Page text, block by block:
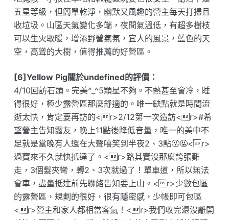
五星等級，但簡單乾淨，幽默又風趣的營主每天打掃且
收垃圾。山區天氣變化多端，夜間氣溫低，有超多樹枝
可以生火取暖，增添野營氣氛，宜人的風景，藍色的天
空，高聳的大樹，值得推薦的好營區。
[6]Yellow Pig關於undefined的評價：
4/10回訪石頭。完美^_^5顆星不夠。不熱甚至會冷，睡
得很好，極少露營區那麼舒適的。唯一缺點就是時間流
逝太快，肯定要再訪的<r>2/12第一次造訪<r>#希
望營主告知露友，晚上11點後降低音量，唯一的美中不
足就是當晚有人還在大聲嘻笑到半夜2、3點🤬🤬<r>
過寶來不久就快抵達了。<r>路其實沒那麼誇張難
走，3個髮夾彎，轉2、3次就過了！單車道，所以無法
會車，盡量抵達前先聯絡告知要上山。<r>少數包區
的露營區，規劃的很好，很有隱密感，少帳即可包區
<r>營主和家人都相當客氣！<r>我們收完還沒離開